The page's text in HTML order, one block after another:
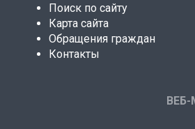
Поиск по сайту
Карта сайта
Обращения граждан
Контакты